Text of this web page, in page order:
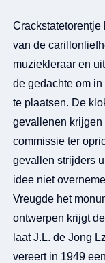
van de
muziekleraar en
de gedachte om
te plaatsen. De
gevallenen
commissie ter
gevallen strijders
idee niet
Vreugde het
ontwerpen krijgt
laat J.L. de Jong
vereert in 1949